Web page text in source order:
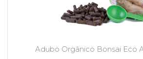
Adubo Orgânico Bonsai Eco